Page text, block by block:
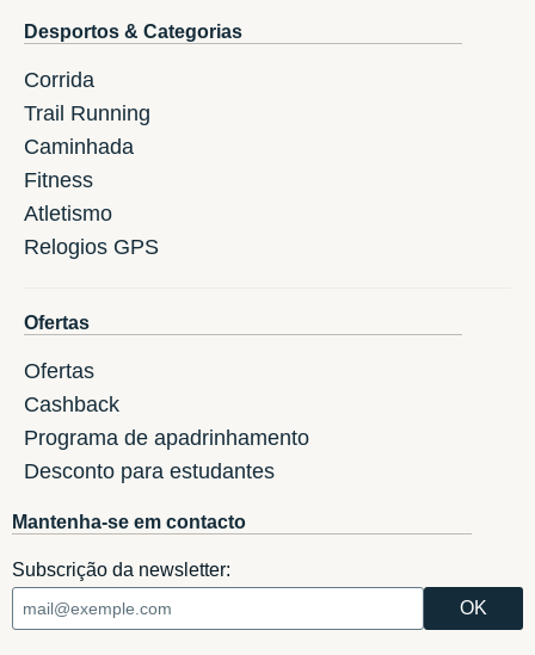
Desportos & Categorias
Corrida
Trail Running
Caminhada
Fitness
Atletismo
Relogios GPS
Ofertas
Ofertas
Cashback
Programa de apadrinhamento
Desconto para estudantes
Mantenha-se em contacto
Subscrição da newsletter: